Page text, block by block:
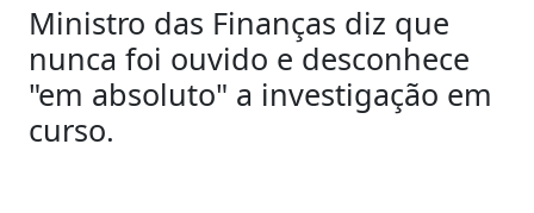
Ministro das Finanças diz que
nunca foi ouvido e desconhece
"em absoluto" a investigação em
curso.